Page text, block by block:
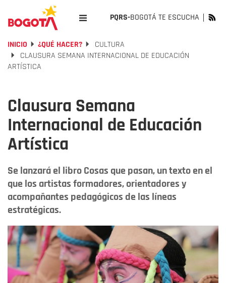
PQRS-BOGOTÁ TE ESCUCHA
INICIO ¿QUÉ HACER?
CULTURA
CLAUSURA SEMANA INTERNACIONAL DE EDUCACIÓN
ARTÍSTICA
Clausura Semana
Internacional de Educación
Artística
Se lanzará el libro Cosas que pasan, un texto en el
que los artistas formadores, orientadores y
acompañantes pedagógicos de las líneas
estratégicas.